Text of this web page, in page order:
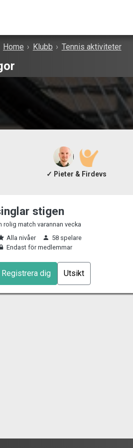
Home › Klubb › Tennis aktiviteter
✓ Pieter & Firdevs
stigen
rolig match varannan vecka
Alla nivåer
58 spelare
Endast för medlemmar
Registrera dig Utsikt